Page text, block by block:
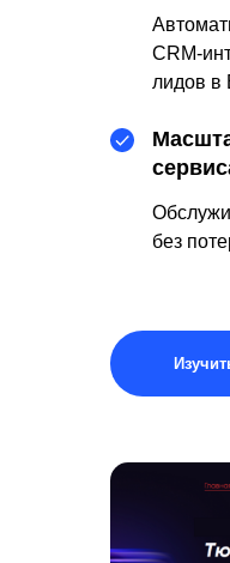
без
CRM-
лидов в